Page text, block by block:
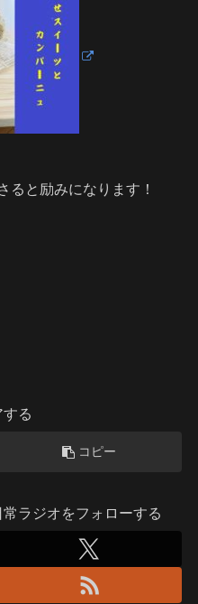
ると励みになります！
する
コピー
ラジオをフォローする